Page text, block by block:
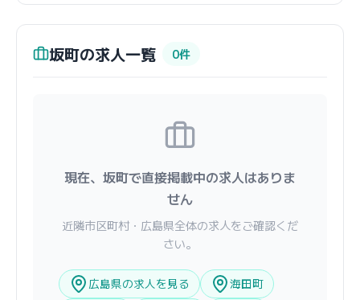
坂町の求人一覧 0件
現在、坂町で直接掲載中の求人はありま
せん
近隣市区町村・広島県全体の求人をご確認くだ
さい。
広島県の求人を見る
海田町